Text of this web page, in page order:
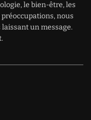
le bien-être, les
nous
un message.